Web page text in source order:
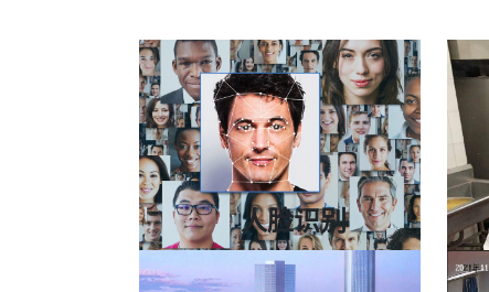
人脸识别
准确率为99.6%+
采集人脸图像与人脸图像库比对